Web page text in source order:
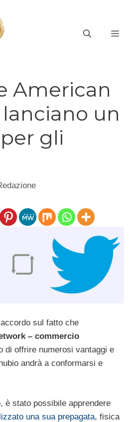
American
lanciano un
gli
sul fatto che
– commercio
di offrire numerosi vantaggi e
andrà a conformarsi e
è stato possibile apprendere
una sua prepagata, fisica